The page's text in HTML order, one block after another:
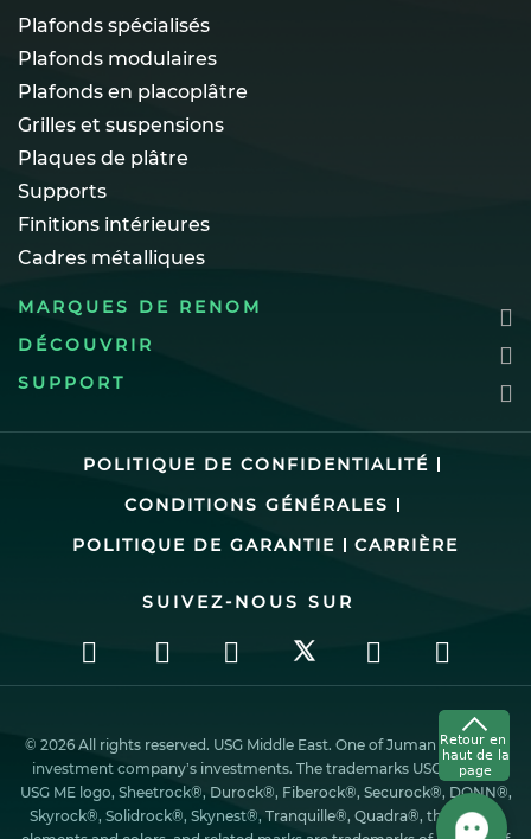
Plafonds spécialisés
Plafonds modulaires
Plafonds en placoplâtre
Grilles et suspensions
Plaques de plâtre
Supports
Finitions intérieures
Cadres métalliques
MARQUES DE RENOM
DÉCOUVRIR
SUPPORT
POLITIQUE DE CONFIDENTIALITÉ
CONDITIONS GÉNÉRALES
POLITIQUE DE GARANTIE
CARRIÈRE
SUIVEZ-NOUS SUR
© 2026 All rights reserved. USG Middle East. One of Juman industrial
investment company’s investments. The trademarks USG ME, the
USG ME logo, Sheetrock®, Durock®, Fiberock®, Securock®, DONN®,
Skyrock®, Solidrock®, Skynest®, Tranquille®, Quadra®, the design